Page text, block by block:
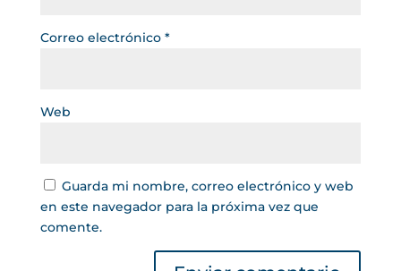
Correo electrónico *
Web
Guarda mi nombre, correo electrónico y web
en este navegador para la próxima vez que
comente.